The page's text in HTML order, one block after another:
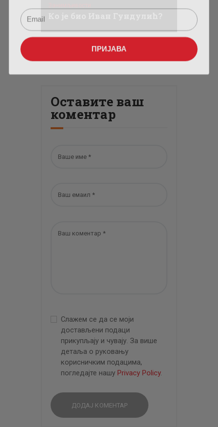
Оставите ваш
коментар
Слажем се да се моји
достављени подаци
прикупљају и чувају. За више
детаља о руковању
корисничким подацима,
погледајте нашу Privacy Policy.
ПРИЈАВА